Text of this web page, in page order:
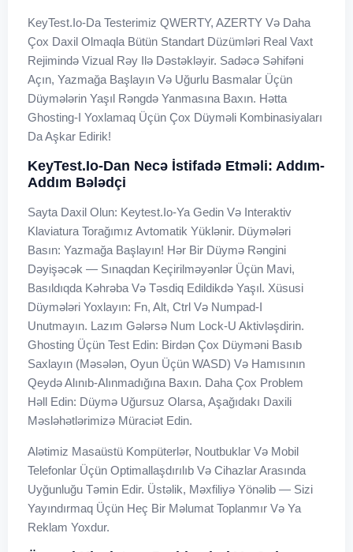
KeyTest.io-Da Testerimiz QWERTY, AZERTY Və Daha
Çox Daxil Olmaqla Bütün Standart Düzümləri Real Vaxt
Rejimində Vizual Rəy Ilə Dəstəkləyir. Sadəcə Səhifəni
Açın, Yazmağa Başlayın Və Uğurlu Basmalar Üçün
Düymələrin Yaşıl Rəngdə Yanmasına Baxın. Hətta
Ghosting-I Yoxlamaq Üçün Çox Düyməli Kombinasiyaları
Da Aşkar Edirik!
KeyTest.io-Dan Necə İstifadə Etməli: Addım-
Addım Bələdçi
Sayta Daxil Olun: Keytest.io-Ya Gedin Və Interaktiv
Klaviatura Torağımız Avtomatik Yüklənir. Düymələri
Basın: Yazmağa Başlayın! Hər Bir Düymə Rəngini
Dəyişəcək — Sınaqdan Keçirilməyənlər Üçün Mavi,
Basıldıqda Kəhrəba Və Təsdiq Edildikdə Yaşıl. Xüsusi
Düymələri Yoxlayın: Fn, Alt, Ctrl Və Numpad-I
Unutmayın. Lazım Gələrsə Num Lock-U Aktivləşdirin.
Ghosting Üçün Test Edin: Birdən Çox Düyməni Basıb
Saxlayın (məsələn, Oyun Üçün WASD) Və Hamısının
Qeydə Alınıb-Alınmadığına Baxın. Daha Çox Problem
Həll Edin: Düymə Uğursuz Olarsa, Aşağıdakı Daxili
Məsləhətlərimizə Müraciət Edin.
Alətimiz Masaüstü Kompüterlər, Noutbuklar Və Mobil
Telefonlar Üçün Optimallaşdırılıb Və Cihazlar Arasında
Uyğunluğu Təmin Edir. Üstəlik, Məxfiliyə Yönəlib — Sizi
Yayındırmaq Üçün Heç Bir Məlumat Toplanmır Və Ya
Reklam Yoxdur.